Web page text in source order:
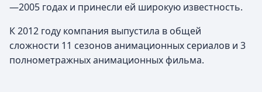
—2005 годах и принесли ей широкую известность.
К 2012 году компания выпустила в общей
сложности 11 сезонов анимационных сериалов и 3
полнометражных анимационных фильма.